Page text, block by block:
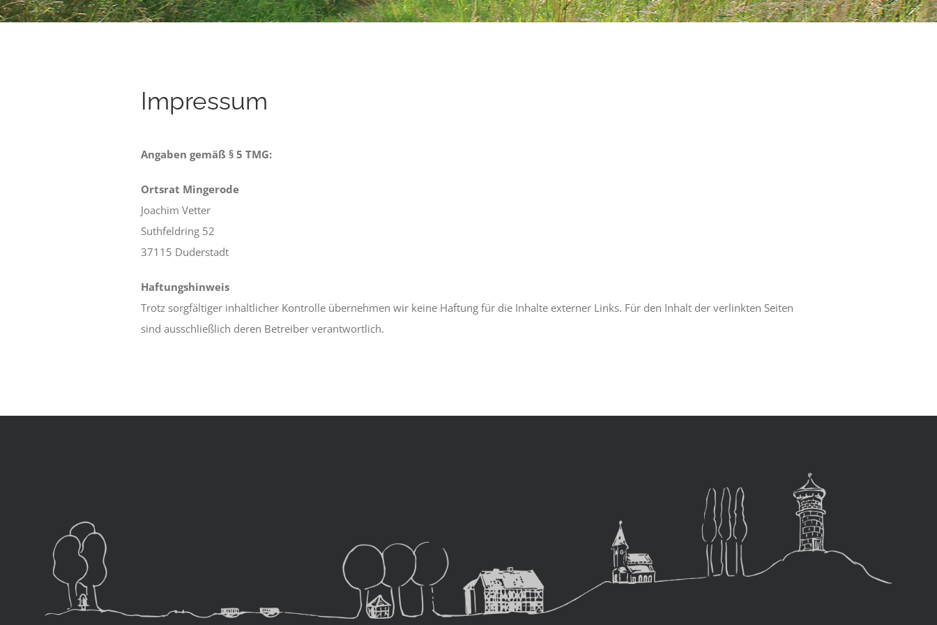
Impressum
Angaben gemäß § 5 TMG:
Ortsrat Mingerode
Joachim Vetter
Suthfeldring 52
37115 Duderstadt
Haftungshinweis
Trotz sorgfältiger inhaltlicher Kontrolle übernehmen wir keine Haftung für die Inhalte externer Links. Für den Inhalt der verlinkten Seiten
sind ausschließlich deren Betreiber verantwortlich.